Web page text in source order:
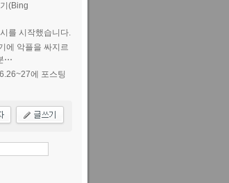
(Bing
를 시작했습니다.
에 악플을 싸지르
⋯
에 포스팅